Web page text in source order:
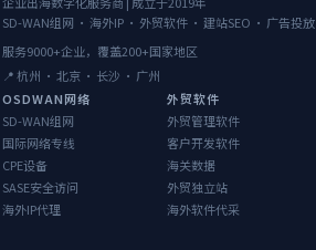
SD-WAN组网 · 海外IP · 外贸软件 · 建站SEO · 广告投放
服务9000+企业，覆盖200+国家地区
📍 杭州 · 北京 · 长沙 · 广州
OSDWAN网络
SD-WAN组网
国际网络专线
CPE设备
SASE安全访问
海外IP代理
外贸软件
外贸管理软件
客户开发软件
海关数据
外贸独立站
海外软件代采